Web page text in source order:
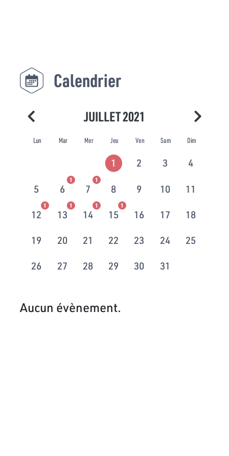
Calendrier
JUILLET 2021
Lun Mar Mer Jeu Ven Sam Dim
1 2 3 4
5 6
1
7
1
8 9 10 11
12
1
13
1
14
1
15
1
16 17 18
19 20 21 22 23 24 25
26 27 28 29 30 31
Aucun évènement.